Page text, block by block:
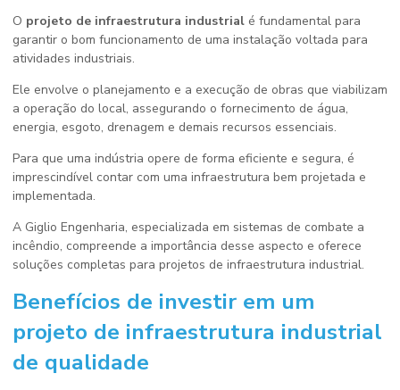
O projeto de infraestrutura industrial é fundamental para
garantir o bom funcionamento de uma instalação voltada para
atividades industriais.
Ele envolve o planejamento e a execução de obras que viabilizam
a operação do local, assegurando o fornecimento de água,
energia, esgoto, drenagem e demais recursos essenciais.
Para que uma indústria opere de forma eficiente e segura, é
imprescindível contar com uma infraestrutura bem projetada e
implementada.
A Giglio Engenharia, especializada em sistemas de combate a
incêndio, compreende a importância desse aspecto e oferece
soluções completas para projetos de infraestrutura industrial.
Benefícios de investir em um
projeto de infraestrutura industrial
de qualidade